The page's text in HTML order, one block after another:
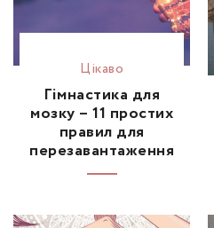
Цікаво
Гімнастика для
мозку – 11 простих
правил для
перезавантаження